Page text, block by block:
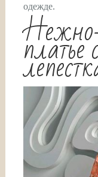
одежде.